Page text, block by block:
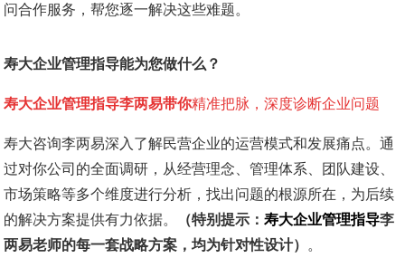
问合作服务，帮您逐一解决这些难题。
寿大企业管理指导能为您做什么？
寿大企业管理指导李两易带你精准把脉，深度诊断企业问题
寿大咨询李两易深入了解民营企业的运营模式和发展痛点。通
过对你公司的全面调研，从经营理念、管理体系、团队建设、
市场策略等多个维度进行分析，找出问题的根源所在，为后续
的解决方案提供有力依据。
（特别提示：寿大企业管理指导李
两易老师的每一套战略方案，均为针对性设计） 。